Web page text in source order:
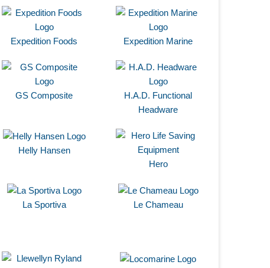
Expedition Foods
Expedition Marine
GS Composite
H.A.D. Functional
Headware
Helly Hansen
Hero
La Sportiva Le Chameau